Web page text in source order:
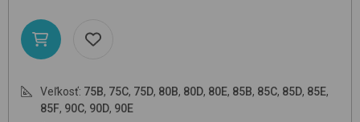
Veľkosť: 75B, 75C, 75D, 80B, 80D, 80E, 85B, 85C, 85D, 85E,
85F, 90C, 90D, 90E